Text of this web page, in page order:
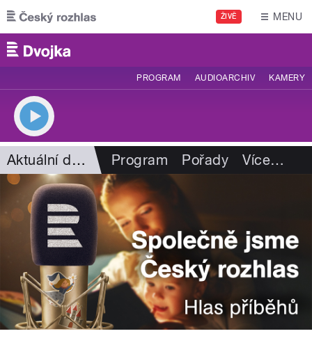
Přejít k hlavnímu obsahu
ŽIVĚ MENU
PROGRAM AUDIOARCHIV KAMERY
Aktuální dění Program Pořady Více…